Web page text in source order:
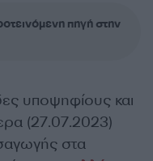
πηγή στην
υποψηφίους και
(27.07.2023)
στα